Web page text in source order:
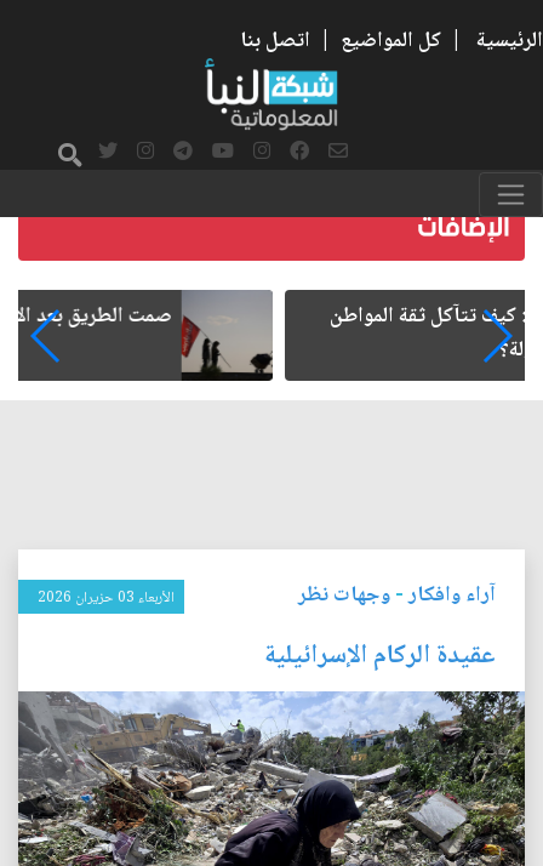
الرئيسية | كل المواضيع | اتصل بنا
صمت الطريق بعد الأربعين
آراء وافكار-وجهات نظر الأربعاء 03 حزيران 2026
عقيدة الركام الإسرائيلية